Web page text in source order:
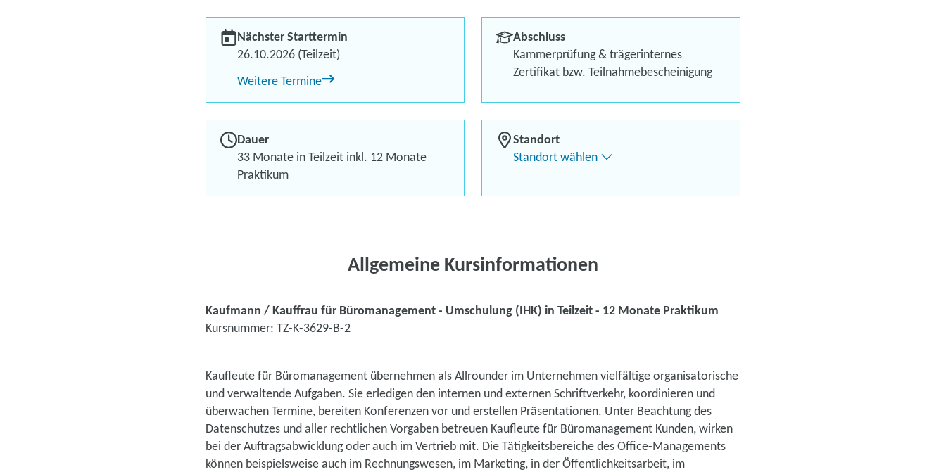
Berufliches Profil optimieren
Bis zu 100 % Förderung
Nächster Starttermin
26.10.2026 (Teilzeit)
Weitere Termine
Abschluss
Kammerprüfung & trägerinternes
Zertifikat bzw. Teilnahmebescheinigung
Dauer
33 Monate in Teilzeit inkl. 12 Monate
Praktikum
Standort
Standort wählen
Allgemeine Kursinformationen
Kaufmann / Kauffrau für Büromanagement - Umschulung (IHK) in Teilzeit - 12 Monate Praktikum
Kursnummer: TZ-K-3629-B-2
Kaufleute für Büromanagement übernehmen als Allrounder im Unternehmen vielfältige organisatorische
und verwaltende Aufgaben. Sie erledigen den internen und externen Schriftverkehr, koordinieren und
überwachen Termine, bereiten Konferenzen vor und erstellen Präsentationen. Unter Beachtung des
Datenschutzes und aller rechtlichen Vorgaben betreuen Kaufleute für Büromanagement Kunden, wirken
bei der Auftragsabwicklung oder auch im Vertrieb mit. Die Tätigkeitsbereiche des Office-Managements
können beispielsweise auch im Rechnungswesen, im Marketing, in der Öffentlichkeitsarbeit, im